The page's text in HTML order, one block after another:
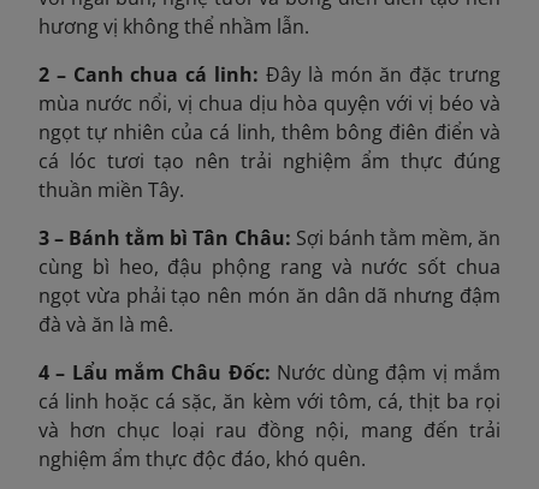
hương vị không thể nhầm lẫn.
2 – Canh chua cá linh: Đây là món ăn đặc trưng
mùa nước nổi, vị chua dịu hòa quyện với vị béo và
ngọt tự nhiên của cá linh, thêm bông điên điển và
cá lóc tươi tạo nên trải nghiệm ẩm thực đúng
thuần miền Tây.
3 – Bánh tằm bì Tân Châu: Sợi bánh tằm mềm, ăn
cùng bì heo, đậu phộng rang và nước sốt chua
ngọt vừa phải tạo nên món ăn dân dã nhưng đậm
đà và ăn là mê.
4 – Lẩu mắm Châu Đốc: Nước dùng đậm vị mắm
cá linh hoặc cá sặc, ăn kèm với tôm, cá, thịt ba rọi
và hơn chục loại rau đồng nội, mang đến trải
nghiệm ẩm thực độc đáo, khó quên.